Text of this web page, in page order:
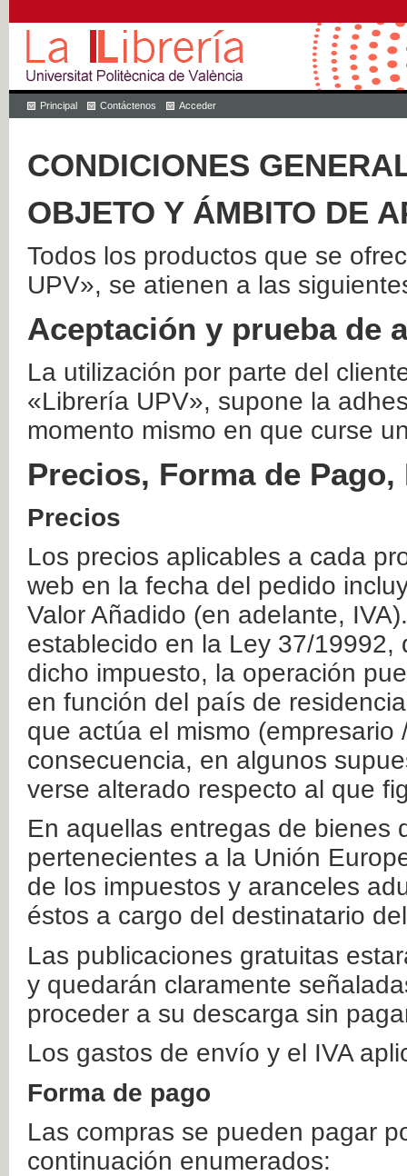
Principal Contáctenos Acceder
CONDICIONES
OBJETO Y ÁMBITO DE
Todos los productos que se
UPV», se atienen a las
Aceptación y prueba de
La utilización por parte del
«Librería UPV», supone la
momento mismo en que curse
Precios, Forma de
Precios
Los precios aplicables a cada
web en la fecha del pedido
Valor Añadido (en adelante,
establecido en la Ley 37/
dicho impuesto, la operación
en función del país de
que actúa el mismo
consecuencia, en algunos
verse alterado respecto al que
En aquellas entregas de bienes
pertenecientes a la Unión
de los impuestos y aranceles
éstos a cargo del destinatario
Las publicaciones gratuitas
y quedarán claramente
proceder a su descarga sin
Los gastos de envío y el IVA
Forma de pago
Las compras se pueden pagar
continuación enumerados: